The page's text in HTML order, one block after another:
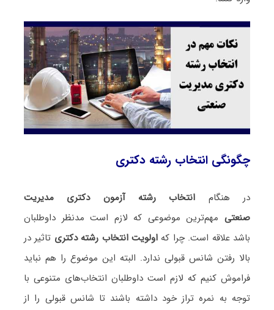
چگونگی انتخاب رشته دکتری
در هنگام انتخاب رشته آزمون دکتری مدیریت
صنعتیمهم‌ترین موضوعی که لازم است مدنظر داوطلبان
باشد علاقه است. چرا که اولویت انتخاب رشته دکتری تاثیر در
بالا رفتن شانس قبولی ندارد. البته این موضوع را هم نباید
فراموش کنیم که لازم است داوطلبان انتخاب‌های متنوعی با
توجه به نمره تراز خود داشته باشند تا شانس قبولی را از